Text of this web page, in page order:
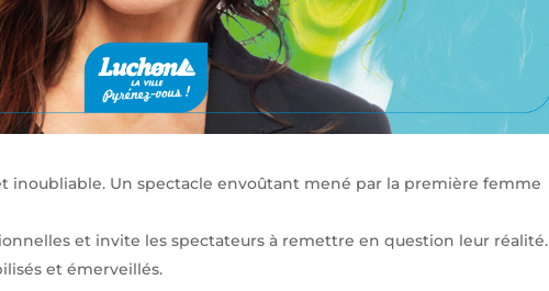
inoubliable. Un spectacle envoûtant mené par la première femme
et invite les spectateurs à remettre en question leur réalité.
et émerveillés.